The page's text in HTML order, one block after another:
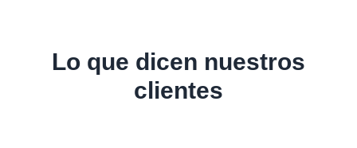
Lo que dicen nuestros
clientes